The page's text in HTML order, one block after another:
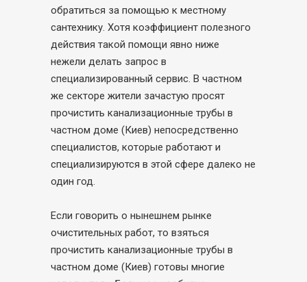
обратиться за помощью к местному
сантехнику. Хотя коэффициент полезного
действия такой помощи явно ниже
нежели делать запрос в
специализированный сервис. В частном
же секторе жители зачастую просят
прочистить канализационные трубы в
частном доме (Киев) непосредственно
специалистов, которые работают и
специализируются в этой сфере далеко не
один год.
Если говорить о нынешнем рынке
очистительных работ, то взяться
прочистить канализационные трубы в
частном доме (Киев) готовы многие